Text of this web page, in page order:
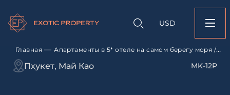
USD
Главная —Апартаменты в 5* отеле на самом берегу моря /
MK-12P
Пхукет, Май Као MK-12P
Оставить
свяжется с вами
объекту
Апартаменты в 5*
самом берегу моря /
Оставьте заявку и
свяжется с вами
недвижимости